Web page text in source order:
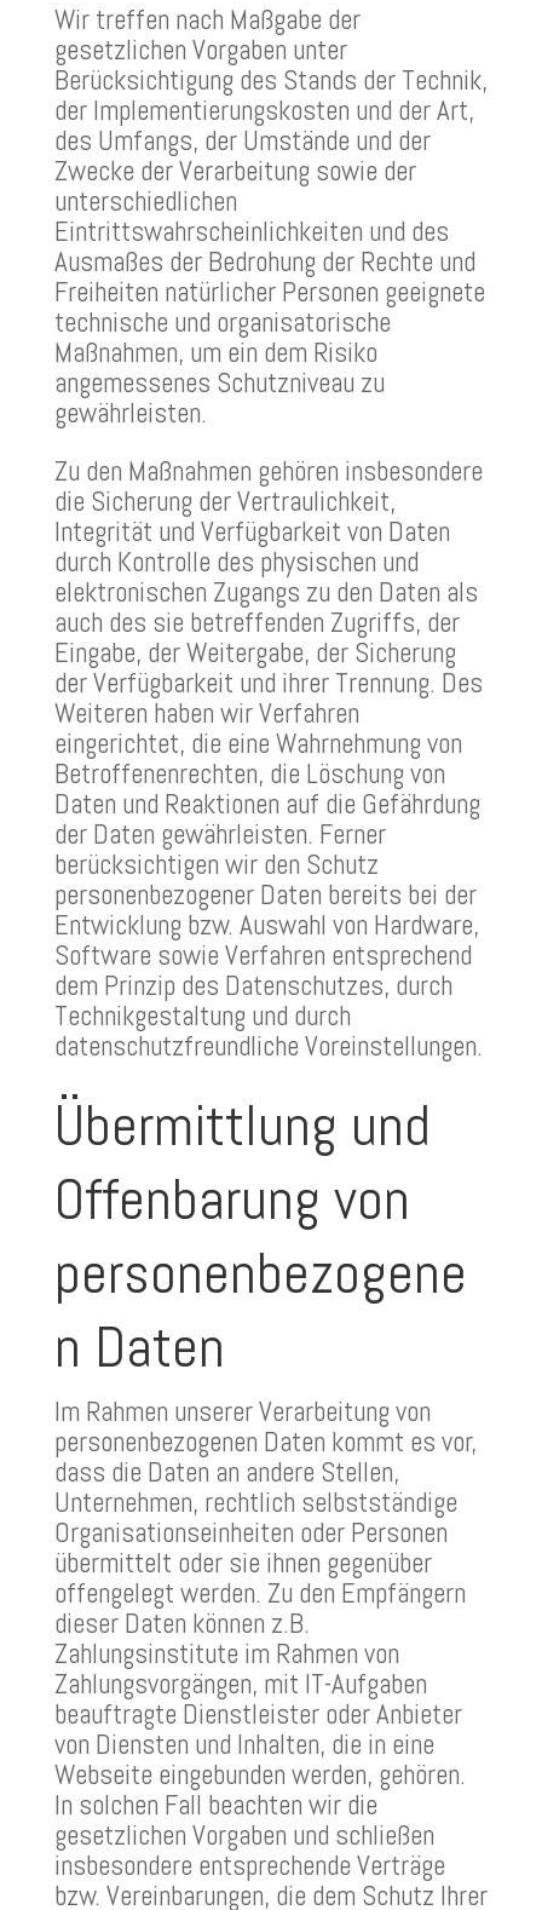
Wir treffen nach Maßgabe der
gesetzlichen Vorgaben unter
Berücksichtigung des Stands der Technik,
der Implementierungskosten und der Art,
des Umfangs, der Umstände und der
Zwecke der Verarbeitung sowie der
unterschiedlichen
Eintrittswahrscheinlichkeiten und des
Ausmaßes der Bedrohung der Rechte und
Freiheiten natürlicher Personen geeignete
technische und organisatorische
Maßnahmen, um ein dem Risiko
angemessenes Schutzniveau zu
gewährleisten.
Zu den Maßnahmen gehören insbesondere
die Sicherung der Vertraulichkeit,
Integrität und Verfügbarkeit von Daten
durch Kontrolle des physischen und
elektronischen Zugangs zu den Daten als
auch des sie betreffenden Zugriffs, der
Eingabe, der Weitergabe, der Sicherung
der Verfügbarkeit und ihrer Trennung. Des
Weiteren haben wir Verfahren
eingerichtet, die eine Wahrnehmung von
Betroffenenrechten, die Löschung von
Daten und Reaktionen auf die Gefährdung
der Daten gewährleisten. Ferner
berücksichtigen wir den Schutz
personenbezogener Daten bereits bei der
Entwicklung bzw. Auswahl von Hardware,
Software sowie Verfahren entsprechend
dem Prinzip des Datenschutzes, durch
Technikgestaltung und durch
datenschutzfreundliche Voreinstellungen.
Übermittlung und
Offenbarung von
personenbezogene
n Daten
Im Rahmen unserer Verarbeitung von
personenbezogenen Daten kommt es vor,
dass die Daten an andere Stellen,
Unternehmen, rechtlich selbstständige
Organisationseinheiten oder Personen
übermittelt oder sie ihnen gegenüber
offengelegt werden. Zu den Empfängern
dieser Daten können z.B.
Zahlungsinstitute im Rahmen von
Zahlungsvorgängen, mit IT-Aufgaben
beauftragte Dienstleister oder Anbieter
von Diensten und Inhalten, die in eine
Webseite eingebunden werden, gehören.
In solchen Fall beachten wir die
gesetzlichen Vorgaben und schließen
insbesondere entsprechende Verträge
bzw. Vereinbarungen, die dem Schutz Ihrer